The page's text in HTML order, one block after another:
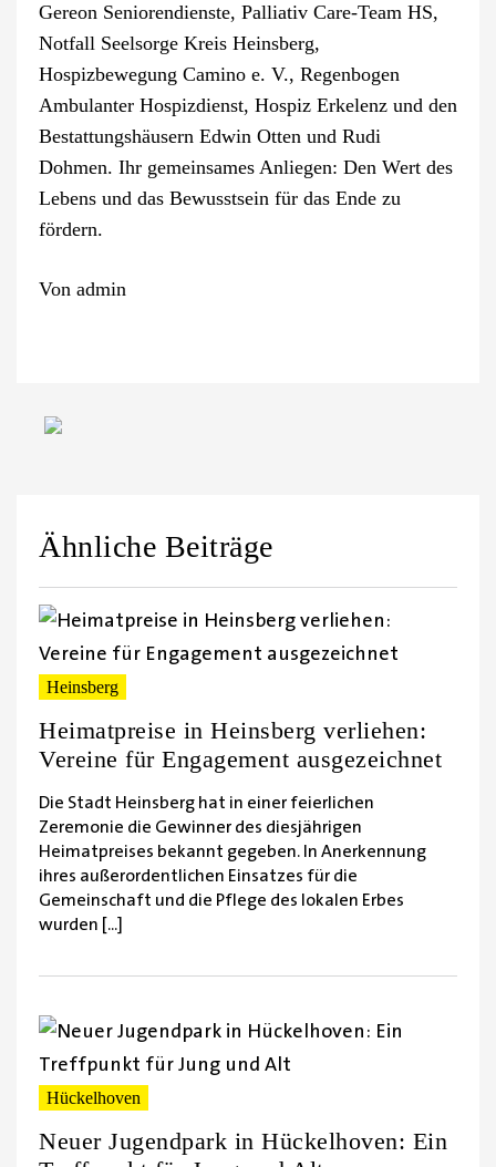
Gereon Seniorendienste, Palliativ Care-Team HS,
Notfall Seelsorge Kreis Heinsberg,
Hospizbewegung Camino e. V., Regenbogen
Ambulanter Hospizdienst, Hospiz Erkelenz und den
Bestattungshäusern Edwin Otten und Rudi
Dohmen. Ihr gemeinsames Anliegen: Den Wert des
Lebens und das Bewusstsein für das Ende zu
fördern.
Von admin
Ähnliche Beiträge
Heinsberg
Heimatpreise in Heinsberg verliehen:
Vereine für Engagement ausgezeichnet
Die Stadt Heinsberg hat in einer feierlichen
Zeremonie die Gewinner des diesjährigen
Heimatpreises bekannt gegeben. In Anerkennung
ihres außerordentlichen Einsatzes für die
Gemeinschaft und die Pflege des lokalen Erbes
wurden [...]
Hückelhoven
Neuer Jugendpark in Hückelhoven: Ein